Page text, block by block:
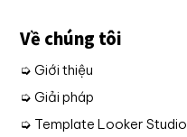
Về chúng tôi
➭ Giới thiệu
➭ Giải pháp
➭ Template Looker Studio